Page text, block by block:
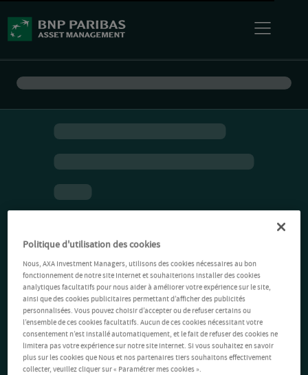
Politique d'utilisation des cookies
Nous, AXA Investment Managers, utilisons des cookies nécessaires au bon
fonctionnement de notre site Internet et souhaiterions installer des cookies
analytiques facultatifs pour nous aider à améliorer votre expérience sur le site,
ainsi que des cookies publicitaires permettant d’afficher des publicités
personnalisées. Vous pouvez choisir d’accepter ou de refuser certains ou
l’ensemble de ces cookies facultatifs. Aucun de ces cookies nécessitant votre
consentement n’est installé automatiquement, et le fait de refuser des cookies ne
limitera pas votre expérience sur notre site Internet. Si vous souhaitez en savoir
plus sur les cookies que Nous et nos partenaires tiers souhaitons effectivement
collecter, veuillez cliquer sur « Paramétrer mes cookies ».